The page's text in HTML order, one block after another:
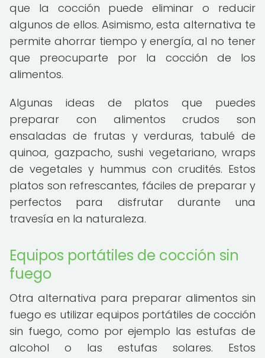
que la cocción puede eliminar o reducir
algunos de ellos. Asimismo, esta alternativa te
permite ahorrar tiempo y energía, al no tener
que preocuparte por la cocción de los
alimentos.
Algunas ideas de platos que puedes
preparar con alimentos crudos son
ensaladas de frutas y verduras, tabulé de
quinoa, gazpacho, sushi vegetariano, wraps
de vegetales y hummus con crudités. Estos
platos son refrescantes, fáciles de preparar y
perfectos para disfrutar durante una
travesía en la naturaleza.
Equipos portátiles de cocción sin
fuego
Otra alternativa para preparar alimentos sin
fuego es utilizar equipos portátiles de cocción
sin fuego, como por ejemplo las estufas de
alcohol o las estufas solares. Estos